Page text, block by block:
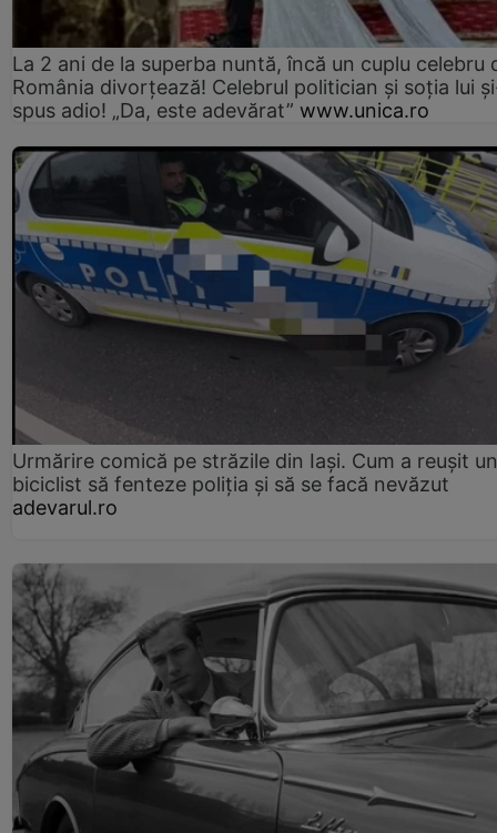
La 2 ani de la superba nuntă, încă un cuplu celebru
România divorțează! Celebrul politician și soția lui
spus adio! „Da, este adevărat” www.unica.ro
Urmărire comică pe străzile din Iași. Cum a reușit un
biciclist să fenteze poliția și să se facă nevăzut
adevarul.ro